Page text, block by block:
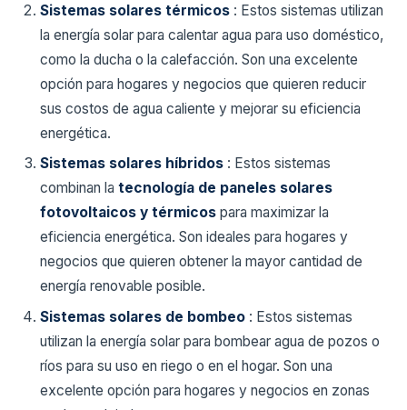
Sistemas solares térmicos : Estos sistemas utilizan
la energía solar para calentar agua para uso doméstico,
como la ducha o la calefacción. Son una excelente
opción para hogares y negocios que quieren reducir
sus costos de agua caliente y mejorar su eficiencia
energética.
Sistemas solares híbridos : Estos sistemas
combinan la tecnología de paneles solares
fotovoltaicos y térmicos para maximizar la
eficiencia energética. Son ideales para hogares y
negocios que quieren obtener la mayor cantidad de
energía renovable posible.
Sistemas solares de bombeo : Estos sistemas
utilizan la energía solar para bombear agua de pozos o
ríos para su uso en riego o en el hogar. Son una
excelente opción para hogares y negocios en zonas